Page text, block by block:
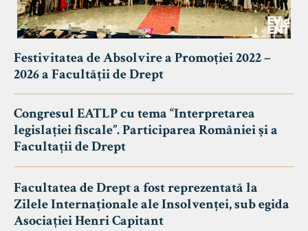
Festivitatea de Absolvire a Promoției 2022 –
2026 a Facultății de Drept
Congresul EATLP cu tema “Interpretarea
legislației fiscale”. Participarea României și a
Facultații de Drept
Facultatea de Drept a fost reprezentată la
Zilele Internaționale ale Insolvenței, sub egida
Asociației Henri Capitant